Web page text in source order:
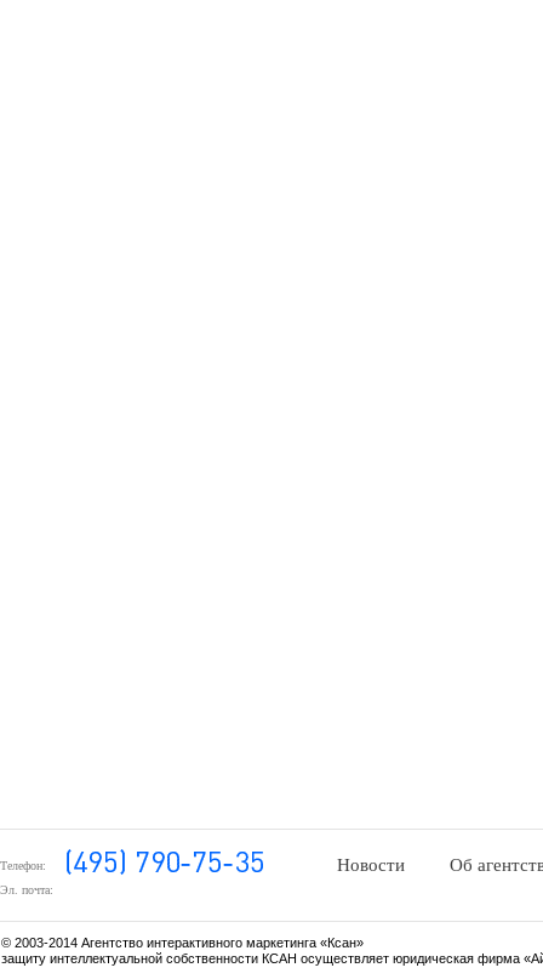
Телефон:
Эл. почта:
Новости Об
© 2003-2014 Агентство интерактивного маркетинга «Ксан»
защиту интеллектуальной собственности КСАН осуществляет юридическая фирма